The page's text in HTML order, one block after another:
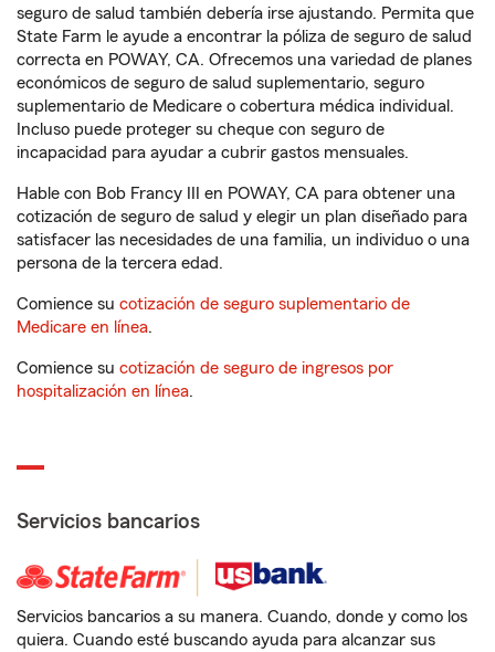
seguro de salud también debería irse ajustando. Permita que
State Farm le ayude a encontrar la póliza de seguro de salud
correcta en POWAY, CA. Ofrecemos una variedad de planes
económicos de seguro de salud suplementario, seguro
suplementario de Medicare o cobertura médica individual.
Incluso puede proteger su cheque con seguro de
incapacidad para ayudar a cubrir gastos mensuales.
Hable con Bob Francy III en POWAY, CA para obtener una
cotización de seguro de salud y elegir un plan diseñado para
satisfacer las necesidades de una familia, un individuo o una
persona de la tercera edad.
Comience su cotización de seguro suplementario de
Medicare en línea.
Comience su cotización de seguro de ingresos por
hospitalización en línea.
Servicios bancarios
Servicios bancarios a su manera. Cuando, donde y como los
quiera. Cuando esté buscando ayuda para alcanzar sus